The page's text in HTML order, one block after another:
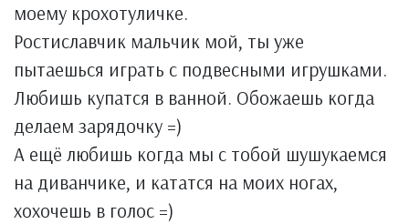
моему крохотуличке.
Ростиславчик мальчик мой, ты уже
пытаешься играть с подвесными игрушками.
Любишь купатся в ванной. Обожаешь когда
делаем зарядочку =)
А ещё любишь когда мы с тобой шушукаемся
на диванчике, и кататся на моих ногах,
хохочешь в голос =)